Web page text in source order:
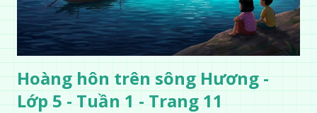
Hoàng hôn trên sông Hương -
Lớp 5 - Tuần 1 - Trang 11